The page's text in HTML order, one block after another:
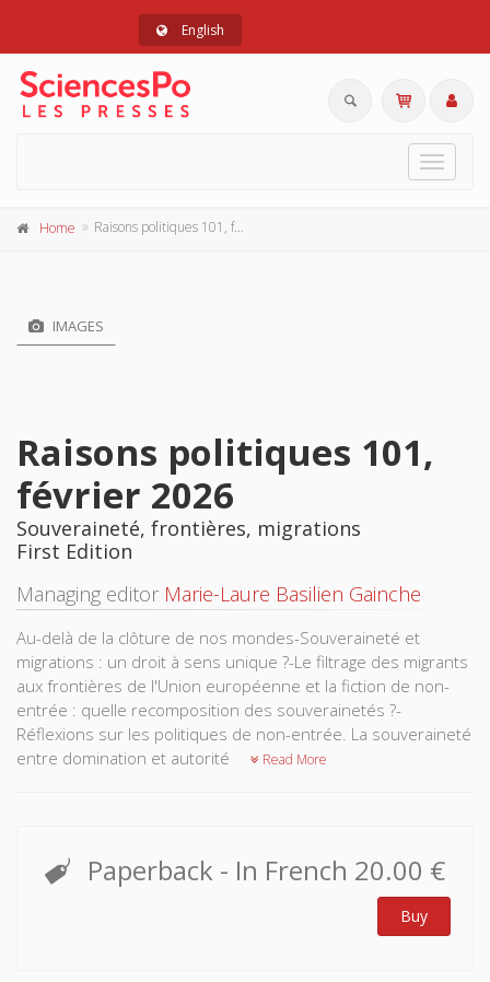
English
Toggle
Home Raisons politiques 101, février 2026
IMAGES
Raisons politiques 101,
février 2026
Souveraineté, frontières, migrations
First Edition
Managing editor Marie-Laure Basilien Gainche
Au-delà de la clôture de nos mondes-Souveraineté et
migrations : un droit à sens unique ?-Le filtrage des migrants
aux frontières de l'Union européenne et la fiction de non-
entrée : quelle recomposition des souverainetés ?-
Réflexions sur les politiques de non-entrée. La souveraineté
entre domination et autorité
Read More
Paperback - In French 20.00 €
Buy